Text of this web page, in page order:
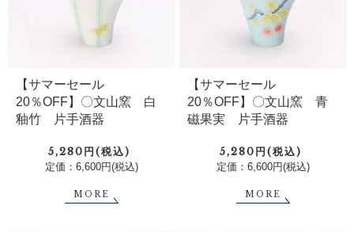
【サマーセール
20％OFF】〇文山窯 白
釉竹 片手酒器
5,280円(税込)
定価：6,600円(税込)
MORE
【サマーセール
20％OFF】〇文山窯 青
磁果実 片手酒器
5,280円(税込)
定価：6,600円(税込)
MORE